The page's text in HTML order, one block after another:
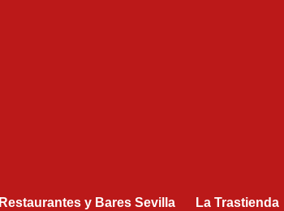
Restaurantes y Bares Sevilla La Trastienda